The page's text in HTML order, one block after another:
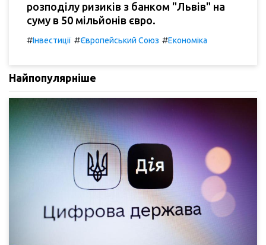
розподілу ризиків з банком "Львів" на
суму в 50 мільйонів євро.
#Інвестиції #Європейський Союз #Економіка
Найпопулярніше